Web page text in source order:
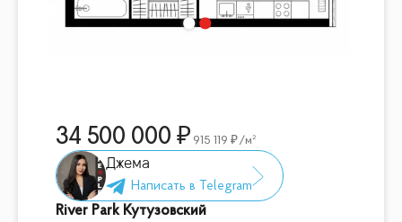
34 500 000 915 119 /м²
Джема
River Park Кутузовский